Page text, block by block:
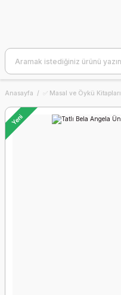
Anasayfa ✅ Masal ve Öykü Kitapları
Yeni